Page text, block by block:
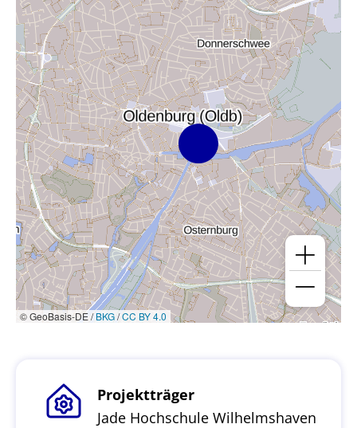
© GeoBasis-DE /BKG/CC BY 4.0
Projektträger
Jade Hochschule Wilhelmshaven